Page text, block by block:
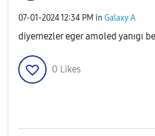
‎07-01-202412:34 PM in Galaxy A
diyemezler eger amoled yanıgı
0 Likes